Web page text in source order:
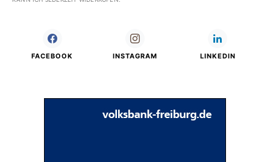
FACEBOOK INSTAGRAM LINKEDIN